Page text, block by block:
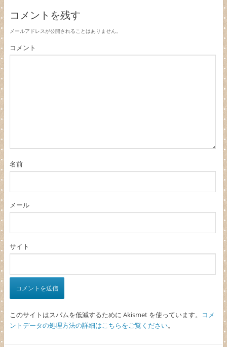
コメントを残す
メールアドレスが公開されることはありません。
コメント
名前
メール
サイト
このサイトはスパムを低減するために Akismet を使っています。
コメ
ントデータの処理方法の詳細はこちらをご覧ください。